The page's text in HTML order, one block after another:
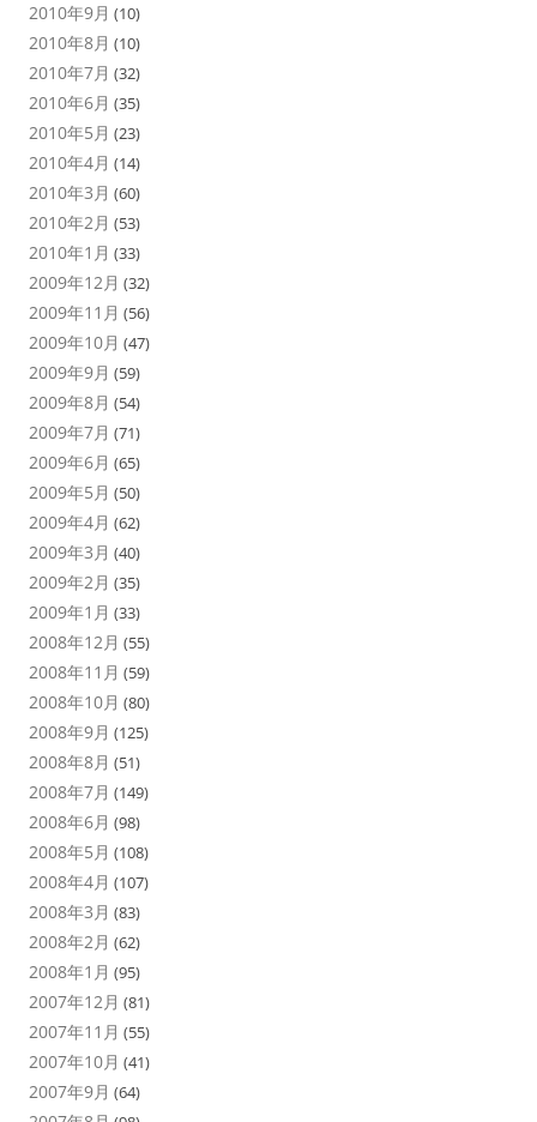
2010年9月 (10)
2010年8月 (10)
2010年7月 (32)
2010年6月 (35)
2010年5月 (23)
2010年4月 (14)
2010年3月 (60)
2010年2月 (53)
2010年1月 (33)
2009年12月 (32)
2009年11月 (56)
2009年10月 (47)
2009年9月 (59)
2009年8月 (54)
2009年7月 (71)
2009年6月 (65)
2009年5月 (50)
2009年4月 (62)
2009年3月 (40)
2009年2月 (35)
2009年1月 (33)
2008年12月 (55)
2008年11月 (59)
2008年10月 (80)
2008年9月 (125)
2008年8月 (51)
2008年7月 (149)
2008年6月 (98)
2008年5月 (108)
2008年4月 (107)
2008年3月 (83)
2008年2月 (62)
2008年1月 (95)
2007年12月 (81)
2007年11月 (55)
2007年10月 (41)
2007年9月 (64)